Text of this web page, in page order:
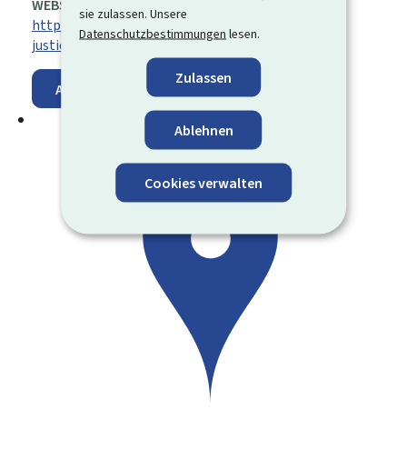
sie zulassen. Unsere
Datenschutzbestimmungen lesen.
Zulassen
Ablehnen
Cookies verwalten
WEBSITE:
https://justice.public.lu/fr/organisation-
justice/juridictions-judiciaires/justices-paix.html
Auf der Karte anzeigen